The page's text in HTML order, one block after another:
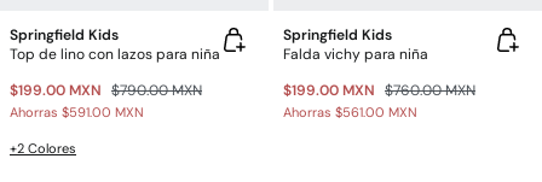
Springfield Kids
Top de lino con lazos para niña
$199.00 MXN $790.00 MXN
Ahorras $591.00 MXN
+2 Colores
Springfield Kids
Falda vichy para niña
$199.00 MXN $760.00 MXN
Ahorras $561.00 MXN